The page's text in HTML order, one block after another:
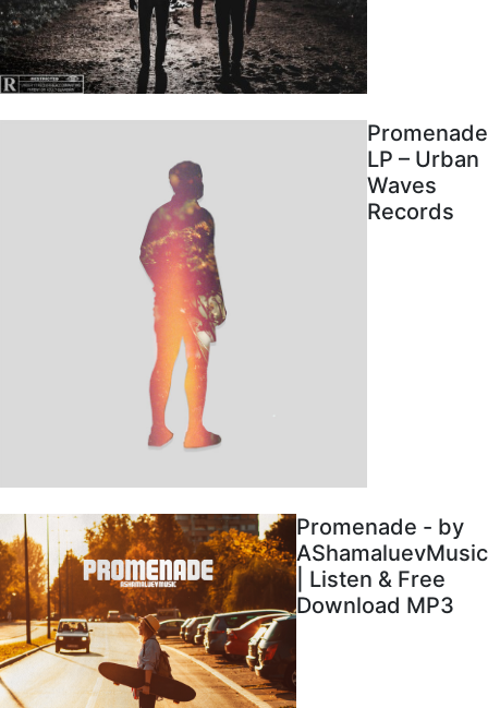
Promenade
LP – Urban
Waves
Records
Promenade - by
AShamaluevMusic
| Listen & Free
Download MP3